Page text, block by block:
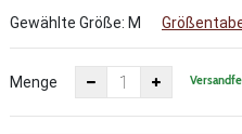
Gewählte Größe: M
Menge